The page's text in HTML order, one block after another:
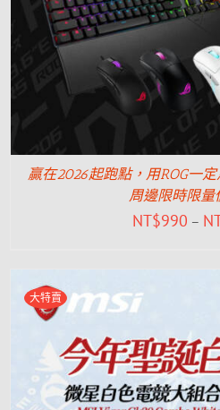
贏在2026起跑點，用ROG一
周邊限時限量
NT$990 –
大特賣